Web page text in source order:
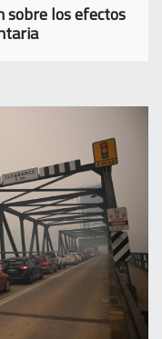
sobre los efectos